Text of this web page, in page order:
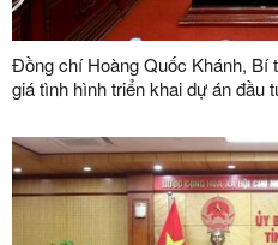
Đồng chí Hoàng Quốc Khánh, Bí
giá tình hình triển khai dự án đầu